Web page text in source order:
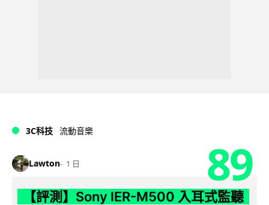
3C科技 流動音樂
Lawton 1 日 89
【評測】Sony IER-M500 入耳式監聽